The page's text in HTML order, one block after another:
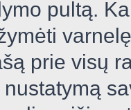
pultą.
prie visų